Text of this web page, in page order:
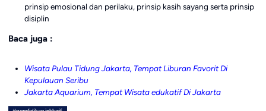
prinsip emosional dan perilaku, prinsip kasih sayang serta prinsip
disiplin
Baca juga :
Wisata Pulau Tidung Jakarta, Tempat Liburan Favorit Di
Kepulauan Seribu
Jakarta Aquarium, Tempat Wisata edukatif Di Jakarta